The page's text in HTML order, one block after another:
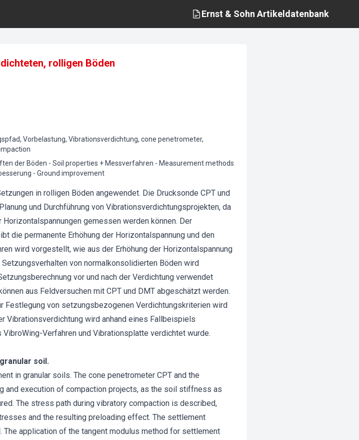
Ernst & Sohn Artikeldatenbank
rolligen Böden
Vorbelastung, Vibrationsverdichtung, cone penetrometer,
der Böden - Soil properties + Messverfahren - Measurement methods
- Ground improvement
in rolligen Böden angewendet. Die Drucksonde CPT und
und Durchführung von Vibrationsverdichtungsprojekten, da
gemessen werden können. Der
die permanente Erhöhung der Horizontalspannung und den
wird vorgestellt, wie aus der Erhöhung der Horizontalspannung
von normalkonsolidierten Böden wird
vor und nach der Verdichtung verwendet
aus Feldversuchen mit CPT und DMT abgeschätzt werden.
Festlegung von setzungsbezogenen Verdichtungskriterien wird
Vibrationsverdichtung wird anhand eines Fallbeispiels
Verfahren und Vibrationsplatte verdichtet wurde.
soil.
in granular soils. The cone penetrometer CPT and the
and execution of compaction projects, as the soil stiffness as
The stress path during vibratory compaction is described,
and the resulting preloading effect. The settlement
application of the tangent modulus method for settlement